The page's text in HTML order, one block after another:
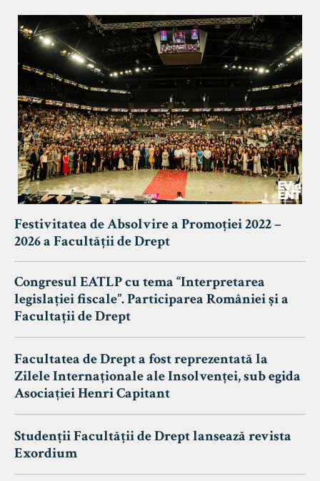
Festivitatea de Absolvire a Promoției 2022 –
2026 a Facultății de Drept
Congresul EATLP cu tema “Interpretarea
legislației fiscale”. Participarea României și a
Facultații de Drept
Facultatea de Drept a fost reprezentată la
Zilele Internaționale ale Insolvenței, sub egida
Asociației Henri Capitant
Studenții Facultății de Drept lansează revista
Exordium